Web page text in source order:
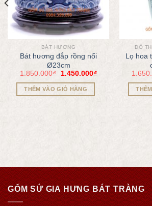
BÁT HƯƠNG
Bát hương đắp rồng nổi
Ø23cm
1.850.000₫ 1.450.000₫
THÊM VÀO GIỎ HÀNG
ĐỒ
Lọ hoa
GỐM SỨ GIA HƯNG BÁT TRÀNG